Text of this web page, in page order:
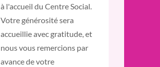
à l'accueil du Centre Social.
Votre générosité sera
accueillie avec gratitude, et
nous vous remercions par
avance de votre